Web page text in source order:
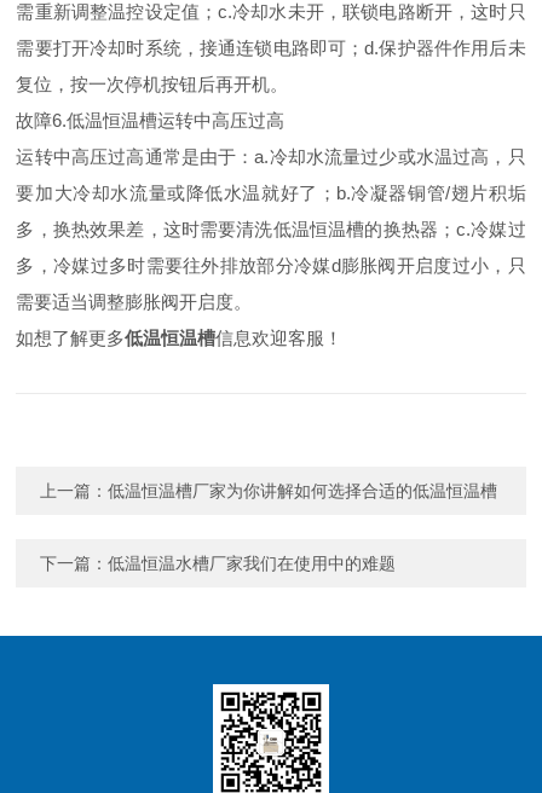
需重新调整温控设定值；c.冷却水未开，联锁电路断开，这时只
需要打开冷却时系统，接通连锁电路即可；d.保护器件作用后未
复位，按一次停机按钮后再开机。
故障6.低温恒温槽运转中高压过高
运转中高压过高通常是由于：a.冷却水流量过少或水温过高，只
要加大冷却水流量或降低水温就好了；b.冷凝器铜管/翅片积垢
多，换热效果差，这时需要清洗低温恒温槽的换热器；c.冷媒过
多，冷媒过多时需要往外排放部分冷媒d膨胀阀开启度过小，只
需要适当调整膨胀阀开启度。
如想了解更多低温恒温槽信息欢迎客服！
上一篇：低温恒温槽厂家为你讲解如何选择合适的低温恒温槽
下一篇：低温恒温水槽厂家我们在使用中的难题